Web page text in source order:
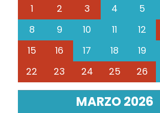
1
2 3 4 5
8
9 10 11 12
15
16 17 18 19
22
23 24 25 26
MARZO 2026